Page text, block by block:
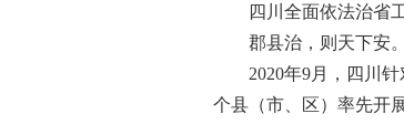
四川全面依法治省工
郡县治，则天下安。
2020年9月，四川针
个县（市、区）率先开